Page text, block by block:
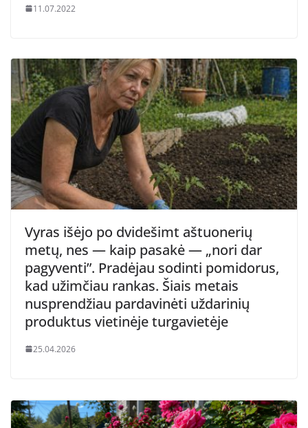
11.07.2022
Vyras išėjo po dvidešimt aštuonerių
metų, nes — kaip pasakė — „nori dar
pagyventi”. Pradėjau sodinti pomidorus,
kad užimčiau rankas. Šiais metais
nusprendžiau pardavinėti uždarinių
produktus vietinėje turgavietėje
25.04.2026